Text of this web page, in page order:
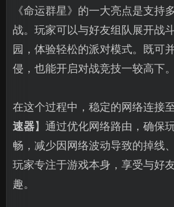
《命运群星》的一大亮点是支持
战。玩家可以与好友组队展开战
园，体验轻松的派对模式。既可
侵，也能开启对战竞技一较高下。
在这个过程中，稳定的网络连接
速器】通过优化网络路由，确保
畅，减少因网络波动导致的掉线
玩家专注于游戏本身，享受与好
趣。